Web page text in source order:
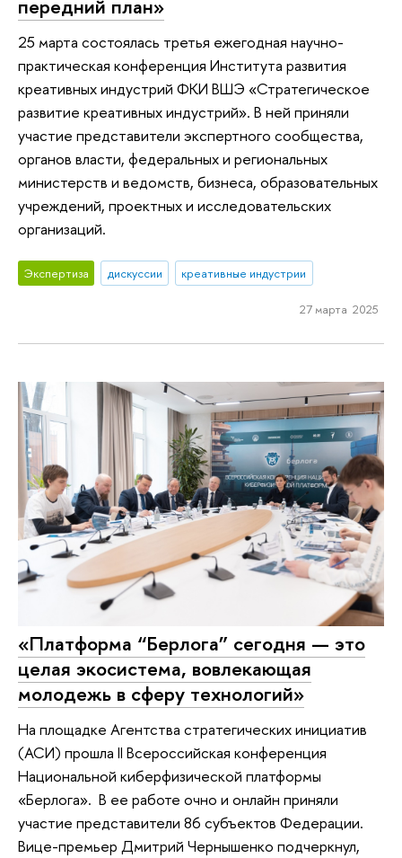
передний план»
25 марта состоялась третья ежегодная научно-
практическая конференция Института развития
креативных индустрий ФКИ ВШЭ «Стратегическое
развитие креативных индустрий». В ней приняли
участие представители экспертного сообщества,
органов власти, федеральных и региональных
министерств и ведомств, бизнеса, образовательных
учреждений, проектных и исследовательских
организаций.
Экспертиза дискуссии креативные индустрии
27 марта 2025
«Платформа “Берлога” сегодня — это
целая экосистема, вовлекающая
молодежь в сферу технологий»
На площадке Агентства стратегических инициатив
(АСИ) прошла II Всероссийская конференция
Национальной киберфизической платформы
«Берлога». В ее работе очно и онлайн приняли
участие представители 86 субъектов Федерации.
Вице-премьер Дмитрий Чернышенко подчеркнул,